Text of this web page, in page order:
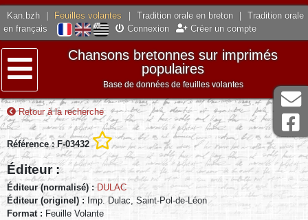
Kan.bzh Feuilles volantes Tradition orale en breton
Tradition orale
en français
Connexion Créer un compte
Menu
Chansons bretonnes sur imprimés
populaires
Base de données de feuilles volantes
Retour à la recherche
Référence : F-03432
Éditeur :
Éditeur (normalisé) : DULAC
Éditeur (originel) : Imp. Dulac, Saint-Pol-de-Léon
Format : Feuille Volante